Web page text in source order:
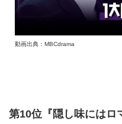
動画出典：MBCdrama
第10位『隠し味にはロ